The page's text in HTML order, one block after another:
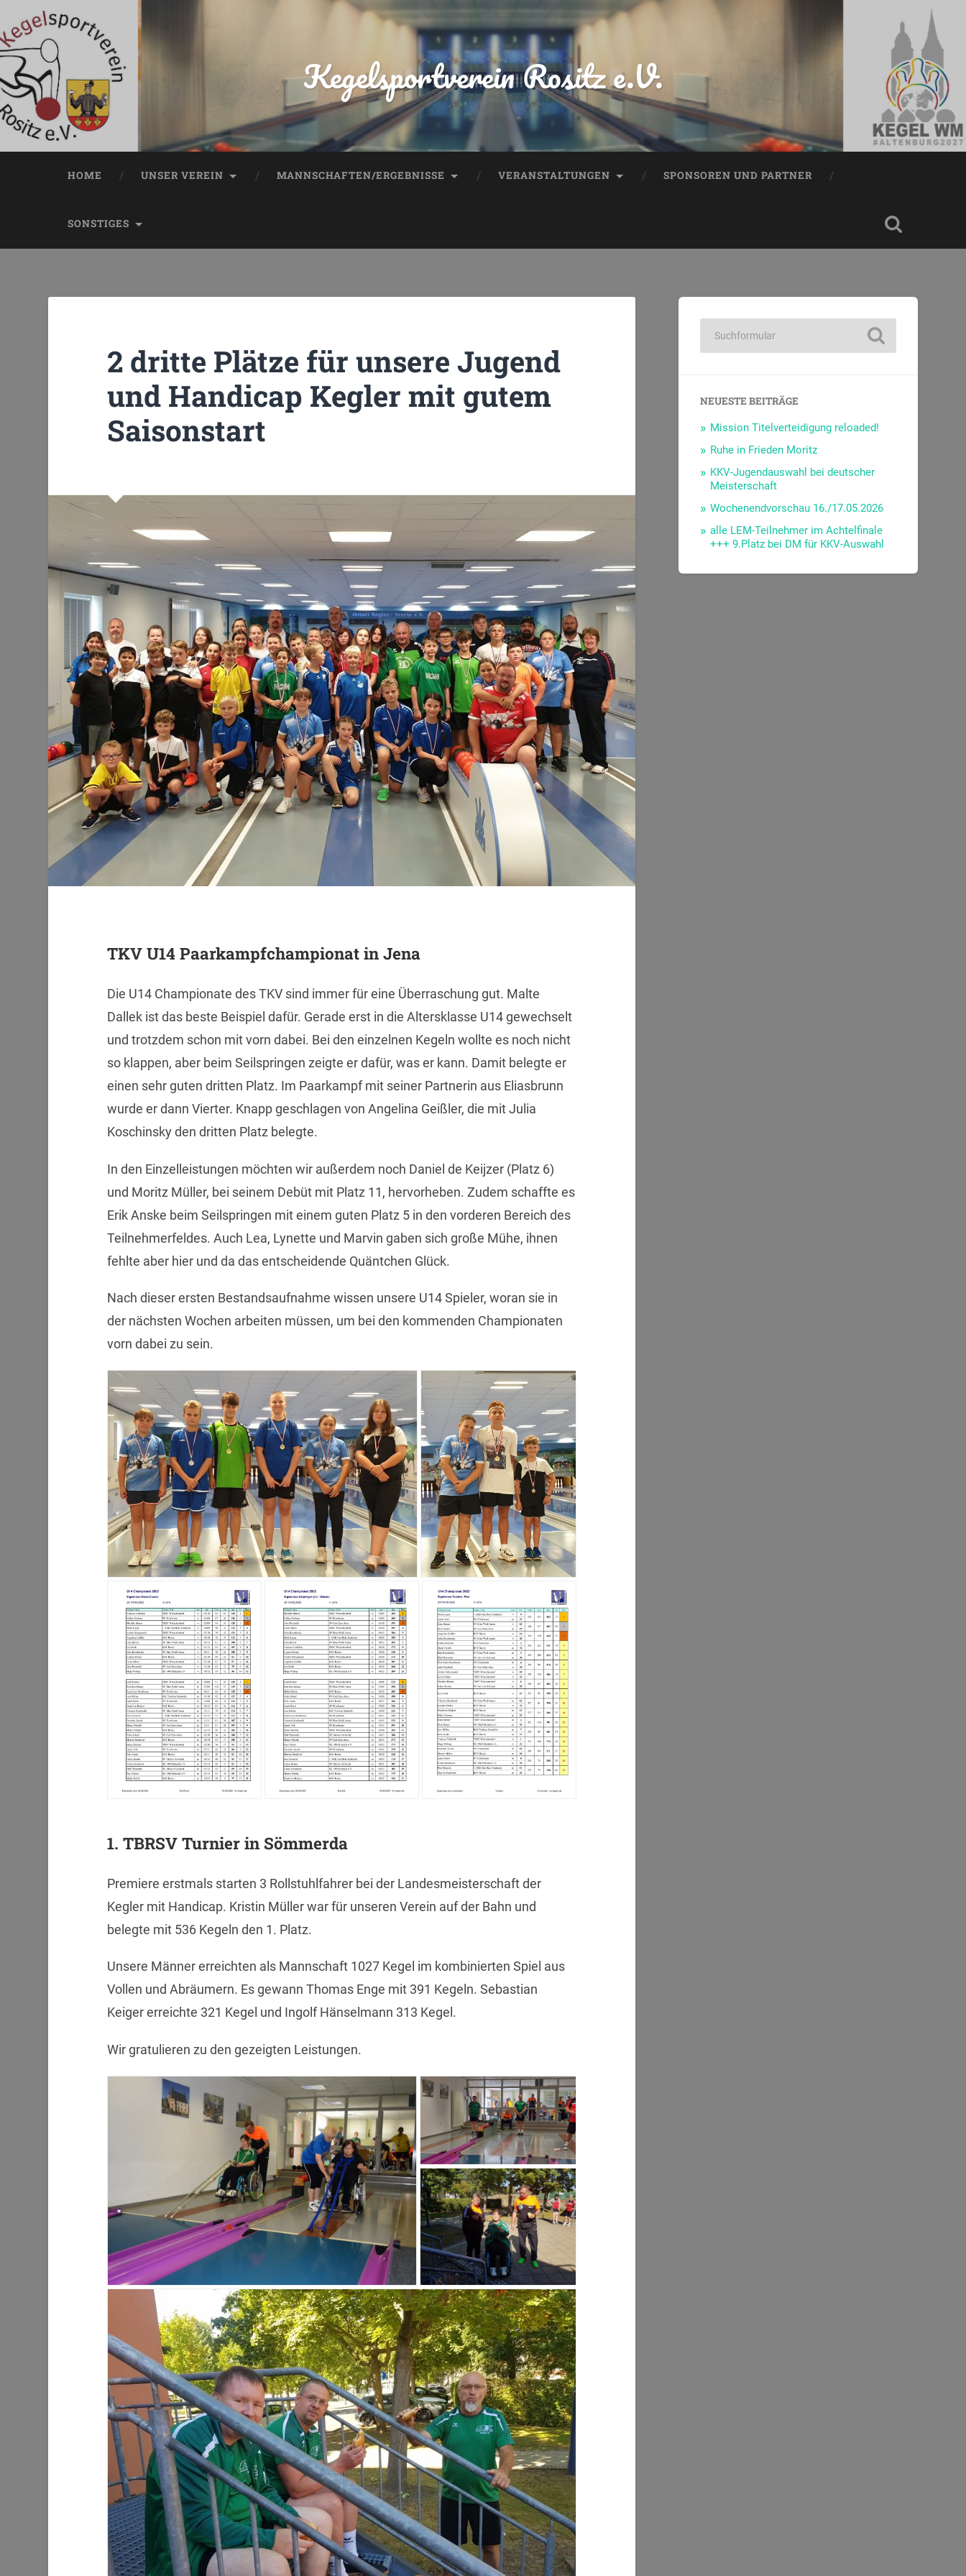
Kegelsportverein Rositz e.V.
HOME UNSER VEREIN MANNSCHAFTEN/ERGEBNISSE VERANSTALTUNGEN SPONSOREN UND PARTNER
SONSTIGES
2 dritte Plätze für unsere Jugend
und Handicap Kegler mit gutem
Saisonstart
TKV U14 Paarkampfchampionat in Jena
Die U14 Championate des TKV sind immer für eine Überraschung gut. Malte
Dallek ist das beste Beispiel dafür. Gerade erst in die Altersklasse U14 gewechselt
und trotzdem schon mit vorn dabei. Bei den einzelnen Kegeln wollte es noch nicht
so klappen, aber beim Seilspringen zeigte er dafür, was er kann. Damit belegte er
einen sehr guten dritten Platz. Im Paarkampf mit seiner Partnerin aus Eliasbrunn
wurde er dann Vierter. Knapp geschlagen von Angelina Geißler, die mit Julia
Koschinsky den dritten Platz belegte.
In den Einzelleistungen möchten wir außerdem noch Daniel de Keijzer (Platz 6)
und Moritz Müller, bei seinem Debüt mit Platz 11, hervorheben. Zudem schaffte es
Erik Anske beim Seilspringen mit einem guten Platz 5 in den vorderen Bereich des
Teilnehmerfeldes. Auch Lea, Lynette und Marvin gaben sich große Mühe, ihnen
fehlte aber hier und da das entscheidende Quäntchen Glück.
Nach dieser ersten Bestandsaufnahme wissen unsere U14 Spieler, woran sie in
der nächsten Wochen arbeiten müssen, um bei den kommenden Championaten
vorn dabei zu sein.
1. TBRSV Turnier in Sömmerda
Premiere erstmals starten 3 Rollstuhlfahrer bei der Landesmeisterschaft der
Kegler mit Handicap. Kristin Müller war für unseren Verein auf der Bahn und
belegte mit 536 Kegeln den 1. Platz.
Unsere Männer erreichten als Mannschaft 1027 Kegel im kombinierten Spiel aus
Vollen und Abräumern. Es gewann Thomas Enge mit 391 Kegeln. Sebastian
Keiger erreichte 321 Kegel und Ingolf Hänselmann 313 Kegel.
Wir gratulieren zu den gezeigten Leistungen.
NEUESTE BEITRÄGE
Mission Titelverteidigung reloaded!
Ruhe in Frieden Moritz
KKV-Jugendauswahl bei deutscher
Meisterschaft
Wochenendvorschau 16./17.05.2026
alle LEM-Teilnehmer im Achtelfinale
+++ 9.Platz bei DM für KKV-Auswahl